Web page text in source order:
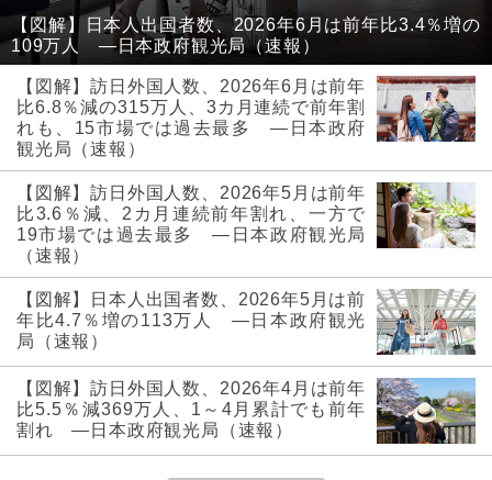
【図解】日本人出国者数、2026年6月は前年比3.4％増の
109万人 ―日本政府観光局（速報）
【図解】訪日外国人数、2026年6月は前年
比6.8％減の315万人、3カ月連続で前年割
れも、15市場では過去最多 ―日本政府
観光局（速報）
【図解】訪日外国人数、2026年5月は前年
比3.6％減、2カ月連続前年割れ、一方で
19市場では過去最多 ―日本政府観光局
（速報）
【図解】日本人出国者数、2026年5月は前
年比4.7％増の113万人 ―日本政府観光
局（速報）
【図解】訪日外国人数、2026年4月は前年
比5.5％減369万人、1～4月累計でも前年
割れ ―日本政府観光局（速報）